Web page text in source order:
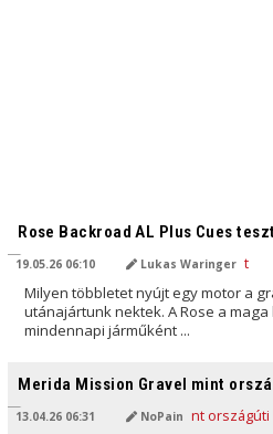
Rose Backroad AL Plus Cues teszt
19.05.26 06:10 Lukas Waringer
Milyen többletet nyújt egy motor a
utánajártunk nektek. A Rose a
mindennapi járműként ...
Merida Mission Gravel mint
13.04.26 06:31 NoPain